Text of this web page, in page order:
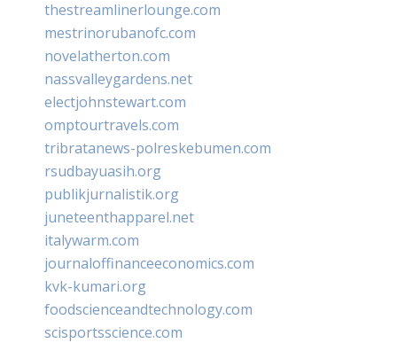
thestreamlinerlounge.com
mestrinorubanofc.com
novelatherton.com
nassvalleygardens.net
electjohnstewart.com
omptourtravels.com
tribratanews-polreskebumen.com
rsudbayuasih.org
publikjurnalistik.org
juneteenthapparel.net
italywarm.com
journaloffinanceeconomics.com
kvk-kumari.org
foodscienceandtechnology.com
scisportsscience.com